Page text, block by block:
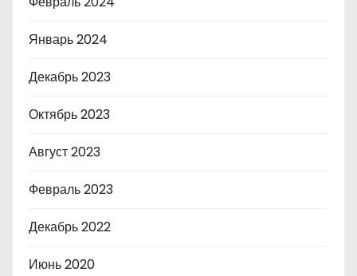
Январь 2024
Декабрь 2023
Октябрь 2023
Август 2023
Февраль 2023
Декабрь 2022
Июнь 2020